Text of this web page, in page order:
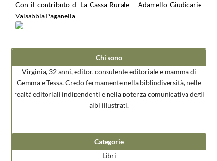
Con il contributo di La Cassa Rurale – Adamello Giudicarie
Valsabbia Paganella
Chi sono
Virginia, 32 anni, editor, consulente editoriale e mamma di
Gemma e Tessa. Credo fermamente nella bibliodiversità, nelle
realtà editoriali indipendenti e nella potenza comunicativa degli
albi illustrati.
Categorie
Libri